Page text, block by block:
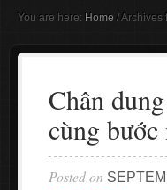
You are here: Home /Archives
Chân
cùng bước
Posted on